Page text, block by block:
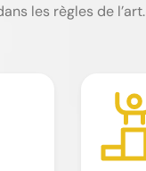
les règles de l’art.